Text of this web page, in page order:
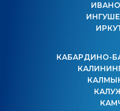
КАБАРДИНО-